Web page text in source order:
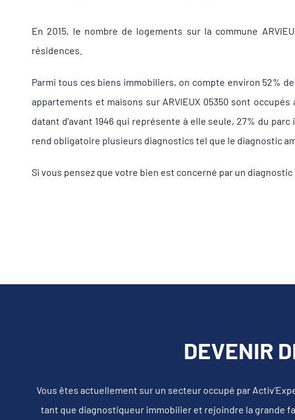
En 2015, le nombre de logements sur la commune
résidences.
Parmi tous ces biens immobiliers, on compte environ 52%
appartements et maisons sur ARVIEUX 05350 sont
datant d'avant 1946 qui représente à elle seule, 27% du
rend obligatoire plusieurs diagnostics tel que le diagnostic
Si vous pensez que votre bien est concerné par un
DEVENIR
Vous êtes actuellement sur un secteur occupé par
tant que diagnostiqueur immobilier et rejoindre la grande